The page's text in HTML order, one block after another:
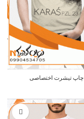
چاپ تیشرت اختصاصی